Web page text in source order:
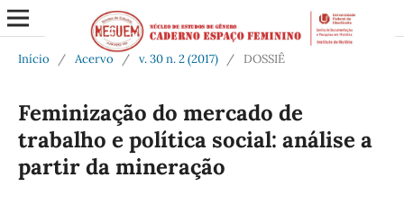
Início / Acervo / v. 30 n. 2 (2017) / DOSSIÊ
Feminização do mercado de
trabalho e política social: análise a
partir da mineração